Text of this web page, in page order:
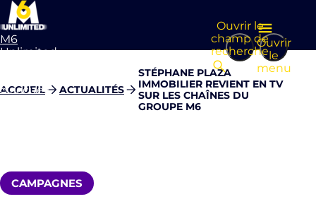
M6
Unlimited
d’accueil
Ouvrir
le
menu
Ouvrir le
champ de
recherche
ACCUEIL ACTUALITÉS
STÉPHANE PLAZA
IMMOBILIER REVIENT EN TV
SUR LES CHAÎNES DU
GROUPE M6
CAMPAGNES